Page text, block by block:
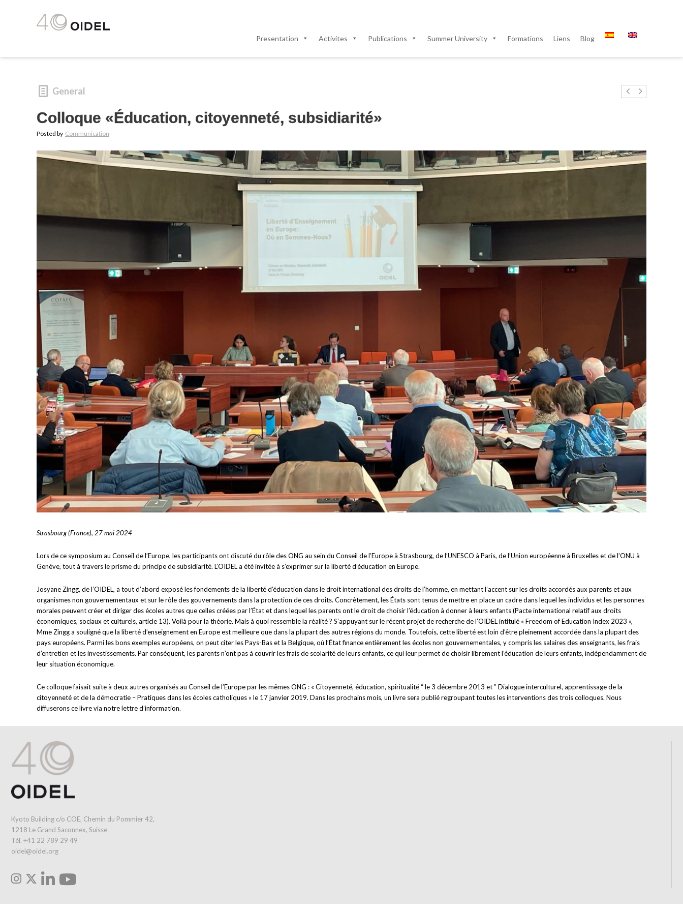
Presentation Activites Publications Summer University Formations Liens Blog
General
Colloque «Éducation, citoyenneté, subsidiarité»
Posted by Communication
Strasbourg (France), 27 mai 2024
Lors de ce symposium au Conseil de l’Europe, les participants ont discuté du rôle des ONG au sein du Conseil de l’Europe à Strasbourg, de l’UNESCO à Paris, de l’Union européenne à Bruxelles et de l’ONU à
Genève, tout à travers le prisme du principe de subsidiarité. L’OIDEL a été invitée à s’exprimer sur la liberté d’éducation en Europe.
Josyane Zingg, de l’OIDEL, a tout d’abord exposé les fondements de la liberté d’éducation dans le droit international des droits de l’homme, en mettant l’accent sur les droits accordés aux parents et aux
organismes non gouvernementaux et sur le rôle des gouvernements dans la protection de ces droits. Concrètement, les États sont tenus de mettre en place un cadre dans lequel les individus et les personnes
morales peuvent créer et diriger des écoles autres que celles créées par l’État et dans lequel les parents ont le droit de choisir l’éducation à donner à leurs enfants (Pacte international relatif aux droits
économiques, sociaux et culturels, article 13). Voilà pour la théorie. Mais à quoi ressemble la réalité ? S’appuyant sur le récent projet de recherche de l’OIDEL intitulé « Freedom of Education Index 2023 »,
Mme Zingg a souligné que la liberté d’enseignement en Europe est meilleure que dans la plupart des autres régions du monde. Toutefois, cette liberté est loin d’être pleinement accordée dans la plupart des
pays européens. Parmi les bons exemples européens, on peut citer les Pays-Bas et la Belgique, où l’État finance entièrement les écoles non gouvernementales, y compris les salaires des enseignants, les frais
d’entretien et les investissements. Par conséquent, les parents n’ont pas à couvrir les frais de scolarité de leurs enfants, ce qui leur permet de choisir librement l’éducation de leurs enfants, indépendamment de
leur situation économique.
Ce colloque faisait suite à deux autres organisés au Conseil de l’Europe par les mêmes ONG : « Citoyenneté, éducation, spiritualité “ le 3 décembre 2013 et ” Dialogue interculturel, apprentissage de la
citoyenneté et de la démocratie – Pratiques dans les écoles catholiques » le 17 janvier 2019. Dans les prochains mois, un livre sera publié regroupant toutes les interventions des trois colloques. Nous
diffuserons ce livre via notre lettre d’information.
Kyoto Building c/o COE, Chemin du Pommier 42,
1218 Le Grand Saconnex, Suisse
Tél. +41 22 789 29 49
oidel@oidel.org